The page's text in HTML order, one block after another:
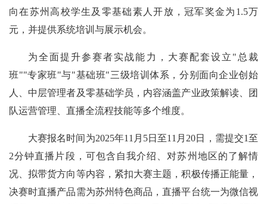
向在苏州高校学生及零基础素人开放，冠军奖金为1.5万
元，并提供系统培训与展示机会。
为全面提升参赛者实战能力，大赛配套设立"总裁
班""专家班"与"基础班"三级培训体系，分别面向企业创始
人、中层管理者及零基础学员，内容涵盖产业政策解读、团
队运营管理、直播全流程技能等多个维度。
大赛报名时间为2025年11月5日至11月20日，需提交1至
2分钟直播片段，可包含自我介绍、对苏州地区的了解情
况、拟带货方向等内容，紧扣大赛主题，积极传播正能量，
决赛时直播产品需为苏州特色商品，直播平台统一为微信视